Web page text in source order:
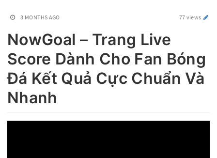
3 MONTHS AGO 77 views
NowGoal – Trang Live
Score Dành Cho Fan Bóng
Đá Kết Quả Cực Chuẩn Và
Nhanh